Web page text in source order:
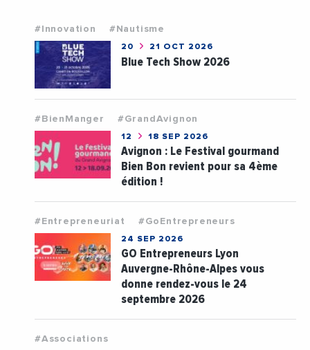
#Innovation #Nautisme
20 21 OCT 2026
Blue Tech Show 2026
#BienManger #GrandAvignon
12 18 SEP 2026
Avignon : Le Festival gourmand
Bien Bon revient pour sa 4ème
édition !
#Entrepreneuriat #GoEntrepreneurs
24 SEP 2026
GO Entrepreneurs Lyon
Auvergne-Rhône-Alpes vous
donne rendez-vous le 24
septembre 2026
#Associations